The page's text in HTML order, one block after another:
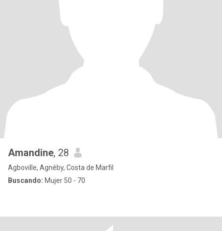
Amandine, 28
Agboville, Agnéby, Costa de Marfil
Buscando: Mujer 50 - 70